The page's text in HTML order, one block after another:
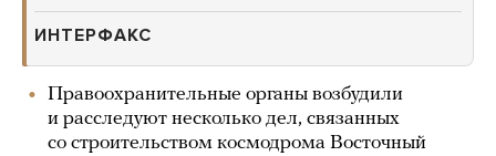
ИНТЕРФАКС
Правоохранительные органы возбудили
и расследуют несколько дел, связанных
со строительством космодрома Восточный